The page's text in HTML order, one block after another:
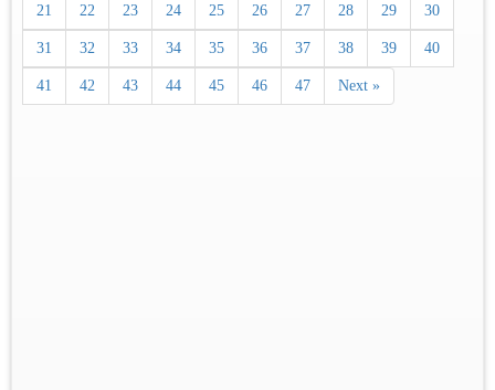
21 22 23 24 25 26 27 28 29 30
31 32 33 34 35 36 37 38 39 40
41 42 43 44 45 46 47 Next »